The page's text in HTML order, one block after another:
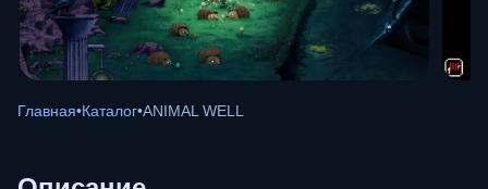
Главная•Каталог•ANIMAL WELL